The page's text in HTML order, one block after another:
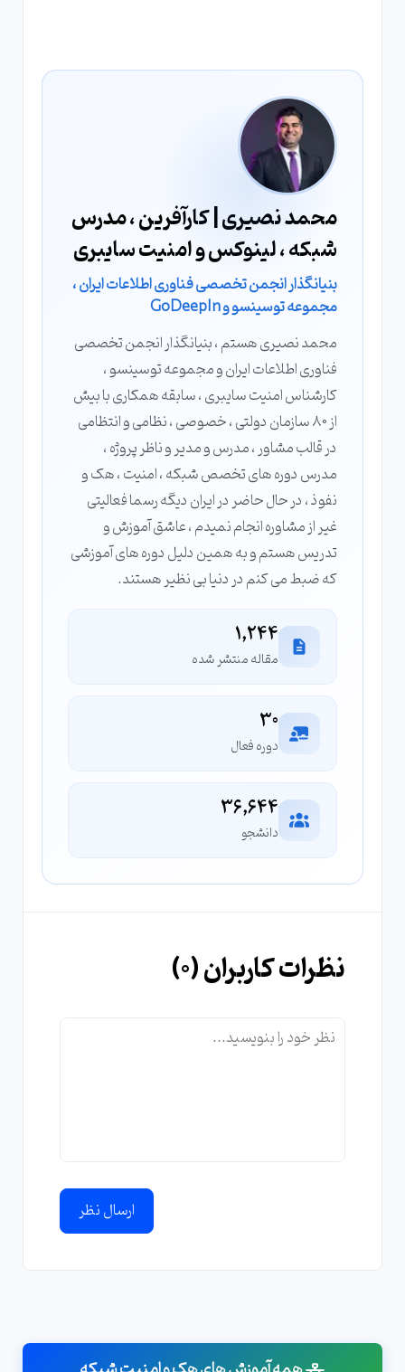
محمد نصیری | کارآفرین ، مدرس
شبکه ، لینوکس و امنیت سایبری
بنیانگذار انجمن تخصصی فناوری اطلاعات ایران ،
مجموعه توسینسو و GoDeepIn
محمد نصیری هستم ، بنیانگذار انجمن تخصصی
فناوری اطلاعات ایران و مجموعه توسینسو ،
کارشناس امنیت سایبری ، سابقه همکاری با بیش
از 80 سازمان دولتی ، خصوصی ، نظامی و انتظامی
در قالب مشاور ، مدرس و مدیر و ناظر پروژه ،
مدرس دوره های تخصص شبکه ، امنیت ، هک و
نفوذ ، در حال حاضر در ایران دیگه رسما فعالیتی
غیر از مشاوره انجام نمیدم ، عاشق آموزش و
تدریس هستم و به همین دلیل دوره های آموزشی
که ضبط می کنم در دنیا بی نظیر هستند.
1,244
مقاله منتشر شده
30
دوره فعال
36,644
دانشجو
نظرات کاربران (0
)
ارسال نظر